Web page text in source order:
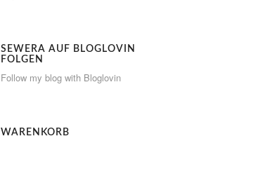
SEWERA AUF BLOGLOVIN
FOLGEN
Follow my blog with Bloglovin
WARENKORB